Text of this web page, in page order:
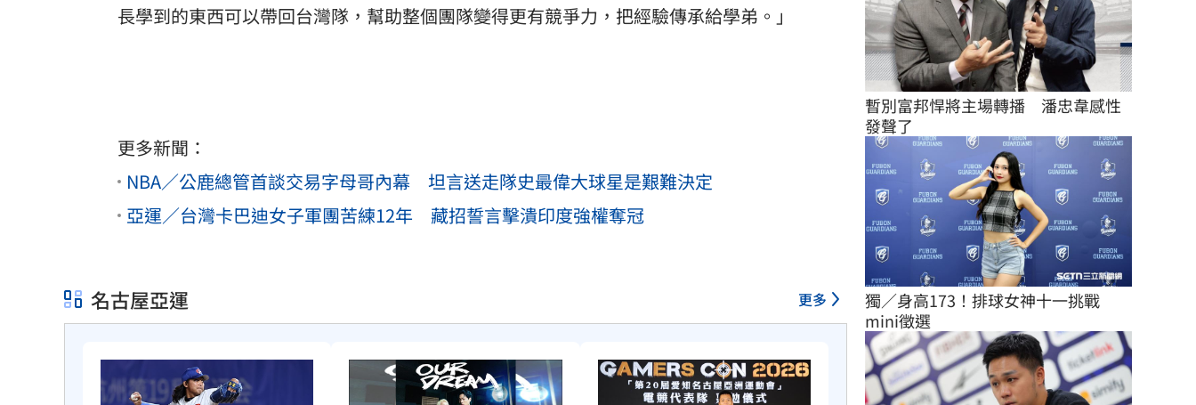
長學到的東西可以帶回台灣隊，幫助整個團隊變得更有競爭力，把經驗傳承給學弟。」
更多新聞：
NBA／公鹿總管首談交易字母哥內幕 坦言送走隊史最偉大球星是艱難決定
亞運／台灣卡巴迪女子軍團苦練12年 藏招誓言擊潰印度強權奪冠
名古屋亞運 更多
暫別富邦悍將主場轉播　潘忠韋感性
發聲了
獨／身高173！排球女神十一挑戰
mini徵選